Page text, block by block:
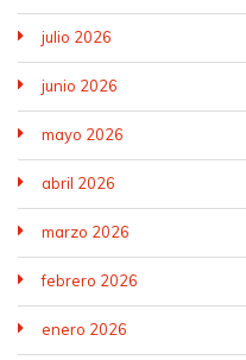
julio 2026
junio 2026
mayo 2026
abril 2026
marzo 2026
febrero 2026
enero 2026